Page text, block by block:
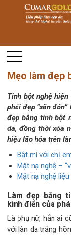
Mẹo làm đẹp
Tinh bột nghệ
phái đẹp “săn
đẹp bằng tinh bột
da, đồng thời xóa
hiệu lão hóa trên
Bật mí với chị
Mặt nạ nghệ –
Mặt nạ nghệ
Làm đẹp bằng
kinh điển của
Là phụ nữ, hẳn ai
với làn da trắng